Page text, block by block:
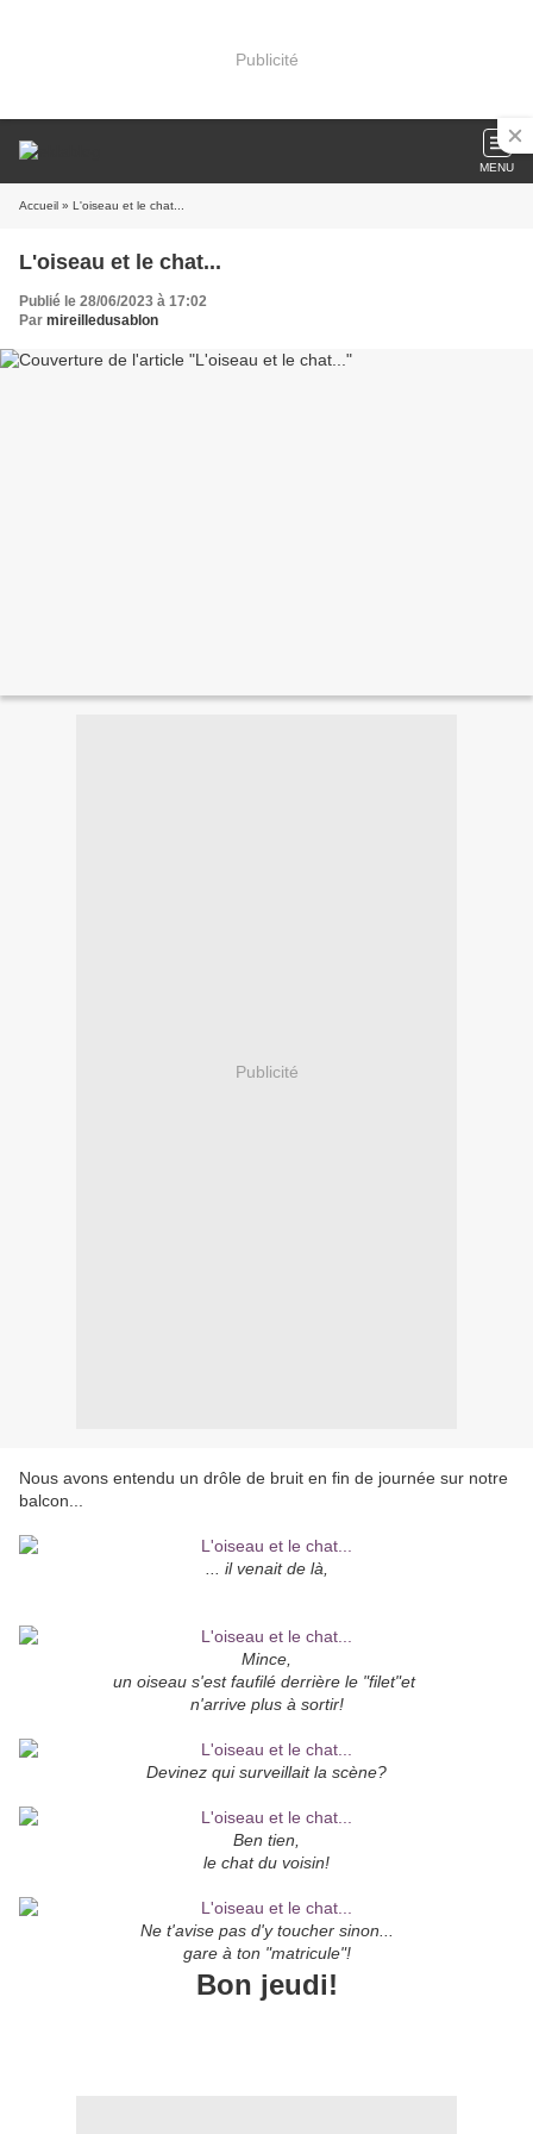
Publicité
MENU
Accueil » L'oiseau et le chat...
L'oiseau et le chat...
Publié le 28/06/2023 à 17:02
Par mireilledusablon
Publicité
Nous avons entendu un drôle de bruit en fin de journée sur notre
balcon...
... il venait de là,
Mince,
un oiseau s'est faufilé derrière le "filet"et
n'arrive plus à sortir!
Devinez qui surveillait la scène?
Ben tien,
le chat du voisin!
Ne t'avise pas d'y toucher sinon...
gare à ton "matricule"!
Bon jeudi!